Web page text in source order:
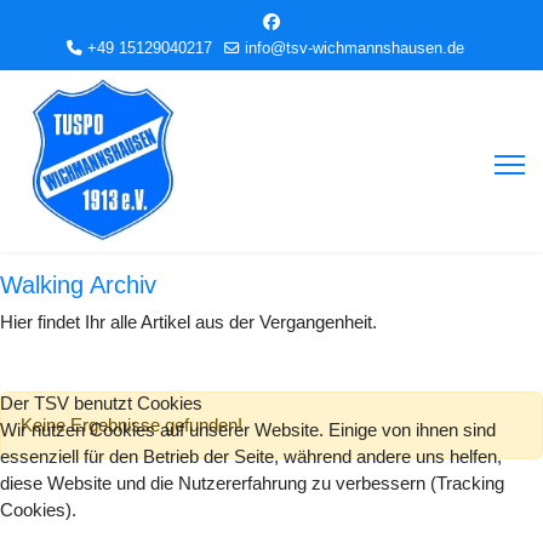
+49 15129040217 info@tsv-wichmannshausen.de
Walking Archiv
Hier findet Ihr alle Artikel aus der Vergangenheit.
Keine Ergebnisse gefunden!
Der TSV benutzt Cookies
Wir nutzen Cookies auf unserer Website. Einige von ihnen sind
essenziell für den Betrieb der Seite, während andere uns helfen,
diese Website und die Nutzererfahrung zu verbessern (Tracking
Cookies).